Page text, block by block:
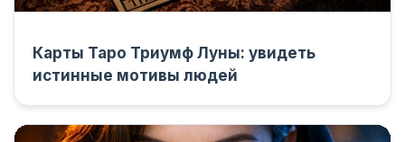
Карты Таро Триумф Луны: увидеть
истинные мотивы людей